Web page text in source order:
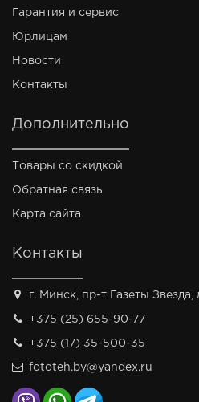
Гарантия и сервис
Юрлицам
Новости
Контакты
Дополнительно
Товары со скидкой
Обратная связь
Карта сайта
Контакты
г. Минск, пр-т Газеты Звезда,
+375 (25) 655-90-77
+375 (17) 35-500-35
fototeh.by@yandex.ru